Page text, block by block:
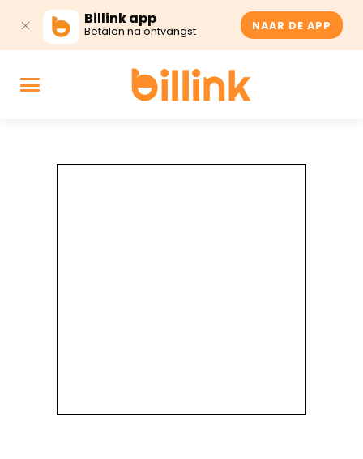
Billink app
Betalen na ontvangst NAAR DE APP